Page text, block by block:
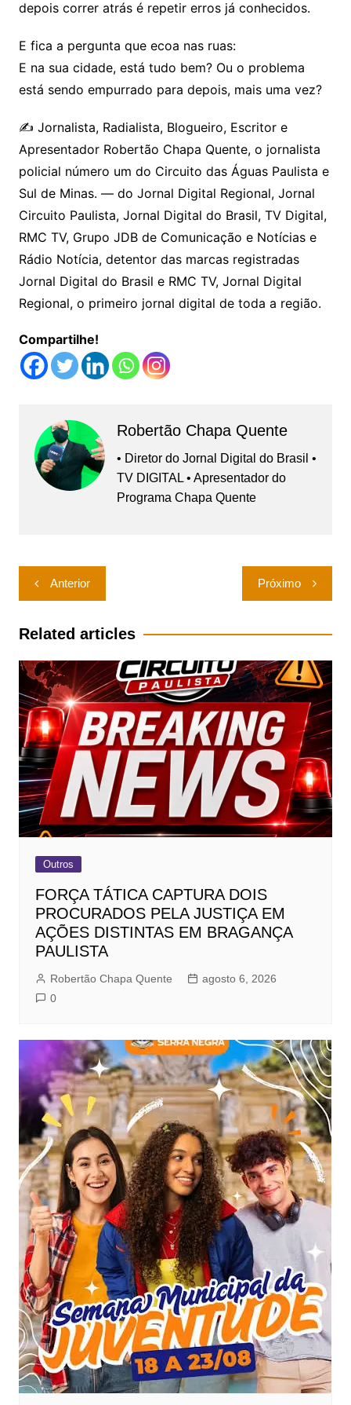
depois correr atrás é repetir erros já conhecidos.
E fica a pergunta que ecoa nas ruas:
E na sua cidade, está tudo bem? Ou o problema
está sendo empurrado para depois, mais uma vez?
✍️ Jornalista, Radialista, Blogueiro, Escritor e
Apresentador Robertão Chapa Quente, o jornalista
policial número um do Circuito das Águas Paulista e
Sul de Minas. — do Jornal Digital Regional, Jornal
Circuito Paulista, Jornal Digital do Brasil, TV Digital,
RMC TV, Grupo JDB de Comunicação e Notícias e
Rádio Notícia, detentor das marcas registradas
Jornal Digital do Brasil e RMC TV, Jornal Digital
Regional, o primeiro jornal digital de toda a região.
Compartilhe!
Robertão Chapa Quente
• Diretor do Jornal Digital do Brasil •
TV DIGITAL • Apresentador do
Programa Chapa Quente
Navegação
de
Post
Anterior Próximo
Related articles
Outros
FORÇA TÁTICA CAPTURA DOIS
PROCURADOS PELA JUSTIÇA EM
AÇÕES DISTINTAS EM BRAGANÇA
PAULISTA
Robertão Chapa Quente
agosto 6, 2026
0